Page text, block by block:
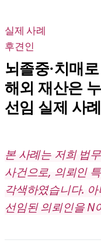
실제 사례
후견인
뇌졸중·치매
해외 재산은
선임 실제 사례
본 사례는 저희 법
사건으로, 의뢰인
각색하였습니다.
선임된 의뢰인을 N